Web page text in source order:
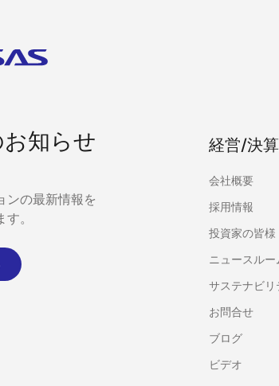
知らせ
ンの最新情報を
。
経営/決
会社概要
採用情報
投資家の皆様
ニュースルー
サステナビリ
お問合せ
ブログ
ビデオ